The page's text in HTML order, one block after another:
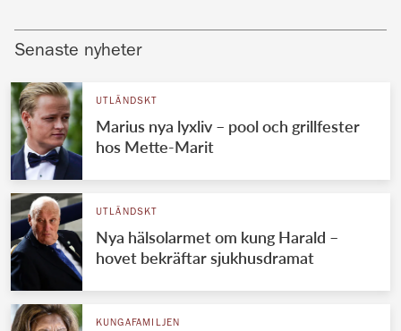
Senaste nyheter
UTLÄNDSKT
Marius nya lyxliv – pool och grillfester
hos Mette-Marit
UTLÄNDSKT
Nya hälsolarmet om kung Harald –
hovet bekräftar sjukhusdramat
KUNGAFAMILJEN